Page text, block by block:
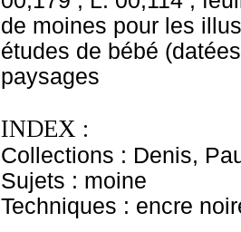
de moines pour les
études de bébé
paysages
INDEX :
Collections : Denis,
Sujets : moine
Techniques : encre